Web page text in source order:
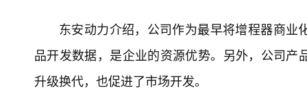
东安动力介绍，公司作为最早将增程器商
品开发数据，是企业的资源优势。另外，公司
升级换代，也促进了市场开发。